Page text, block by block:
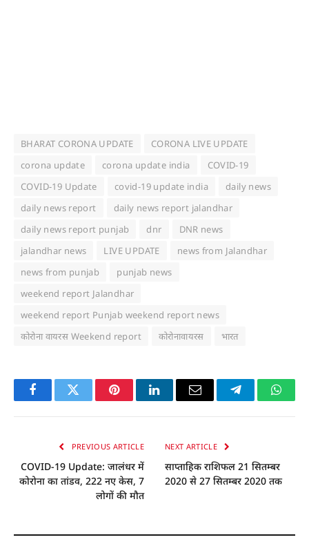
BHARAT CORONA UPDATE
CORONA LIVE UPDATE
corona update
corona update india
COVID-19
COVID-19 Update
covid-19 update india
daily news
daily news report
daily news report jalandhar
daily news report punjab
dnr
DNR news
jalandhar news
LIVE UPDATE
news from Jalandhar
news from punjab
punjab news
weekend report Jalandhar
weekend report Punjab weekend report news
कोरोना वायरस Weekend report
कोरोनावायरस भारत
FacebookTwitter PinterestLinkedInEmail Telegram
PREVIOUS ARTICLE
COVID-19 Update: जालंधर में
कोरोना का तांडव, 222 नए केस, 7
लोगों की मौत
NEXT ARTICLE
साप्ताहिक राशिफल 21 सितम्बर
2020 से 27 सितम्बर 2020 तक